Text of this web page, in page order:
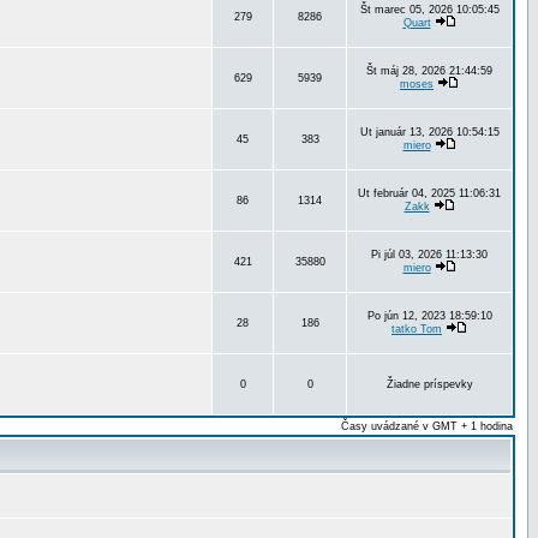
279 8286
Št marec 05, 2026 10:05:45
Quart
629 5939
Št máj 28, 2026 21:44:59
moses
45 383
Ut január 13, 2026 10:54:15
miero
86 1314
Ut február 04, 2025 11:06:31
Zakk
421 35880
Pi júl 03, 2026 11:13:30
miero
28 186
Po jún 12, 2023 18:59:10
tatko Tom
0 0 Žiadne príspevky
Časy uvádzané v GMT + 1 hodina